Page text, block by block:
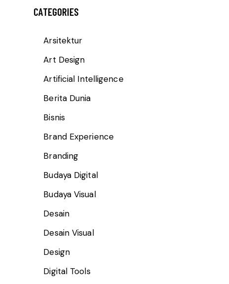
CATEGORIES
Arsitektur
Art Design
Artificial Intelligence
Berita Dunia
Bisnis
Brand Experience
Branding
Budaya Digital
Budaya Visual
Desain
Desain Visual
Design
Digital Tools